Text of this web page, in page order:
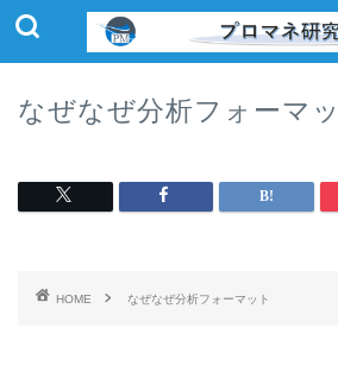
なぜなぜ分析フォーマ
HOME なぜなぜ分析フォーマット